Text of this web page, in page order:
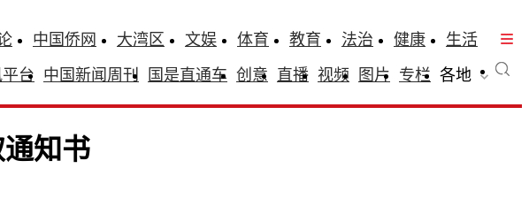
中国侨网 大湾区 文娱 体育 教育 法治 健康
生活
台 中国新闻周刊 国是直通车 创意 直播 视频 图片 专栏 各地
知书